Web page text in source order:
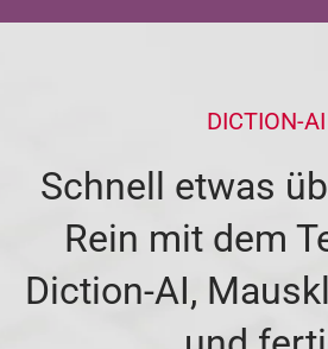
DICTION-AI
Schnell etwas
Rein mit dem
Diction-AI,